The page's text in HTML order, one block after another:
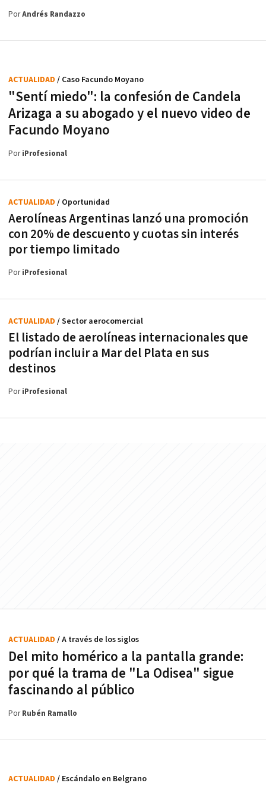
PorAndrés Randazzo
"Sentí miedo": la confesión de Candela
Arizaga a su abogado y el nuevo video de
Facundo Moyano
ACTUALIDAD / Caso Facundo Moyano
PoriProfesional
Aerolíneas Argentinas lanzó una promoción
con 20% de descuento y cuotas sin interés
por tiempo limitado
ACTUALIDAD / Oportunidad
PoriProfesional
El listado de aerolíneas internacionales que
podrían incluir a Mar del Plata en sus
destinos
ACTUALIDAD / Sector aerocomercial
PoriProfesional
Del mito homérico a la pantalla grande:
por qué la trama de "La Odisea" sigue
fascinando al público
ACTUALIDAD / A través de los siglos
PorRubén Ramallo
ACTUALIDAD / Escándalo en Belgrano